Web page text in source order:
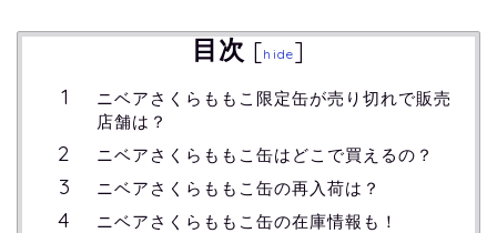
目次 [hide]
ニベアさくらももこ限定缶が売り切れで販売
店舗は？
ニベアさくらももこ缶はどこで買えるの？
ニベアさくらももこ缶の再入荷は？
ニベアさくらももこ缶の在庫情報も！